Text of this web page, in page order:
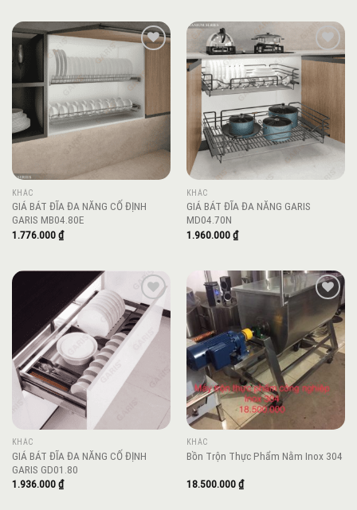
wishlist
KHÁC
GIÁ BÁT ĐĨA ĐA NĂNG CỐ ĐỊNH
GARIS MB04.80E
1.776.000₫
Add to
KHÁC
GIÁ BÁT ĐĨA ĐA NĂNG GARIS
MD04.70N
1.960.000₫
Add to
wishlist
KHÁC
GIÁ BÁT ĐĨA ĐA NĂNG CỐ ĐỊNH
GARIS GD01.80
1.936.000₫
Add to
wishlist
KHÁC
Bồn Trộn Thực Phẩm Nằm Inox 304
18.500.000₫